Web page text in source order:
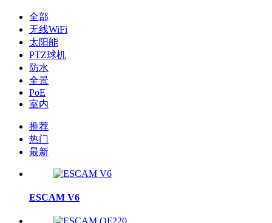
全部
无线WiFi
太阳能
PTZ球机
防水
全景
PoE
室内
推荐
热门
最新
ESCAM V6